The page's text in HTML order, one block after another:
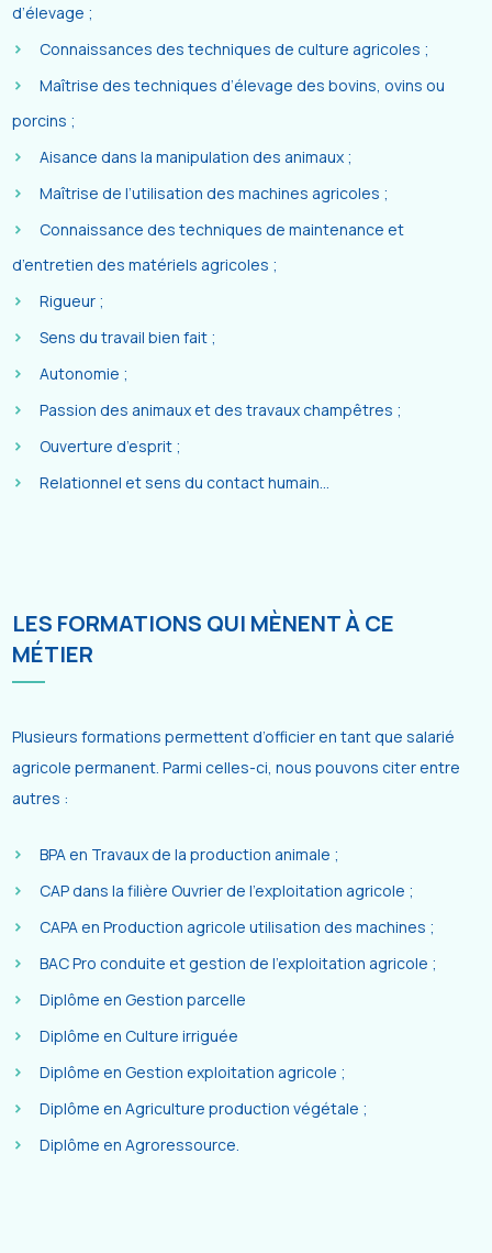
d’élevage ;
Connaissances des techniques de culture agricoles ;
Maîtrise des techniques d’élevage des bovins, ovins ou
porcins ;
Aisance dans la manipulation des animaux ;
Maîtrise de l’utilisation des machines agricoles ;
Connaissance des techniques de maintenance et
d’entretien des matériels agricoles ;
Rigueur ;
Sens du travail bien fait ;
Autonomie ;
Passion des animaux et des travaux champêtres ;
Ouverture d’esprit ;
Relationnel et sens du contact humain…
LES FORMATIONS QUI MÈNENT À CE
MÉTIER
Plusieurs formations permettent d’officier en tant que salarié
agricole permanent. Parmi celles-ci, nous pouvons citer entre
autres :
BPA en Travaux de la production animale ;
CAP dans la filière Ouvrier de l’exploitation agricole ;
CAPA en Production agricole utilisation des machines ;
BAC Pro conduite et gestion de l’exploitation agricole ;
Diplôme en Gestion parcelle
Diplôme en Culture irriguée
Diplôme en Gestion exploitation agricole ;
Diplôme en Agriculture production végétale ;
Diplôme en Agroressource.